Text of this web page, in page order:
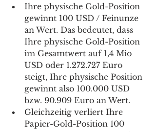
Ihre physische Gold-Position
gewinnt 100 USD / Feinunze
an Wert. Das bedeutet, dass
Ihre physische Gold-Position
im Gesamtwert auf 1,4 Mio
USD oder 1.272.727 Euro
steigt, Ihre physische Position
gewinnt also 100.000 USD
bzw. 90.909 Euro an Wert.
Gleichzeitig verliert Ihre
Papier-Gold-Position 100